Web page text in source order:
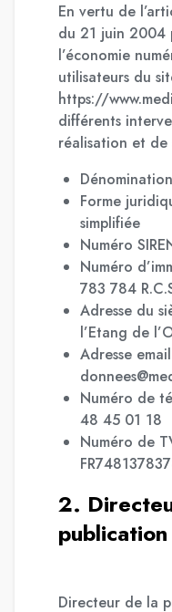
En vertu de
du 21 juin 2004
l’économie
utilisateurs du
https://
différents
réalisation et de
Forme
simplifiée
Numéro
Numéro
783 784
Adresse du
l’Etang de
Adresse
Numéro de
48 45 01 18
Numéro de
2.
publication
Directeur de la